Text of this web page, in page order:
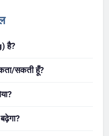
है?
सकती हूँ?